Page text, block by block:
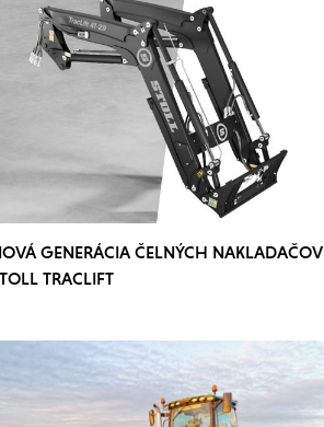
GENERÁCIA ČELNÝCH NAKLADAČOV
TRACLIFT